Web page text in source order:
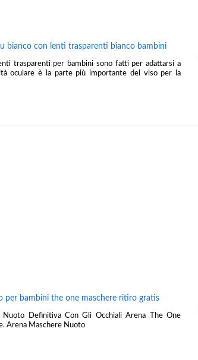
bianco con lenti trasparenti bianco bambini
trasparenti per bambini sono fatti per adattarsi a
oculare è la parte più importante del viso per la
per bambini the one maschere ritiro gratis
Definitiva Con Gli Occhiali Arena The One
Arena Maschere Nuoto